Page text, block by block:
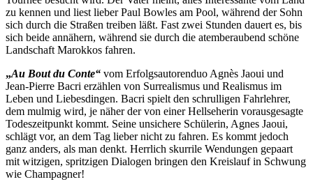
zu kennen und liest lieber Paul Bowles am Pool, während der Sohn
sich durch die Straßen treiben läßt. Fast zwei Stunden dauert es, bis
sich beide annähern, während sie durch die atemberaubend schöne
Landschaft Marokkos fahren.
„Au Bout du Conte“ vom Erfolgsautorenduo Agnès Jaoui und
Jean-Pierre Bacri erzählen von Surrealismus und Realismus im
Leben und Liebesdingen. Bacri spielt den schrulligen Fahrlehrer,
dem mulmig wird, je näher der von einer Hellseherin vorausgesagte
Todeszeitpunkt kommt. Seine unsichere Schülerin, Agnes Jaoui,
schlägt vor, an dem Tag lieber nicht zu fahren. Es kommt jedoch
ganz anders, als man denkt. Herrlich skurrile Wendungen gepaart
mit witzigen, spritzigen Dialogen bringen den Kreislauf in Schwung
wie Champagner!